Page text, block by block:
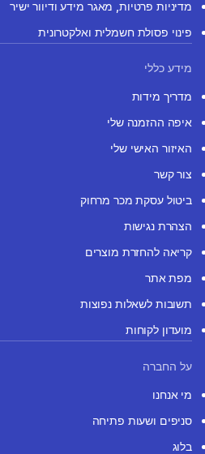
מדיניות פרטיות, מאגר מידע ודיוור ישיר
פינוי פסולת חשמלית ואלקטרונית
מידע כללי
מדריך מידות
איפה ההזמנה שלי
האיזור האישי שלי
צור קשר
ביטול עסקת מכר מרחוק
הצהרת נגישות
קריאה להחזרת מוצרים
מפת אתר
תשובות לשאלות נפוצות
מועדון לקוחות
על החברה
מי אנחנו
סניפים ושעות פתיחה
בלוג